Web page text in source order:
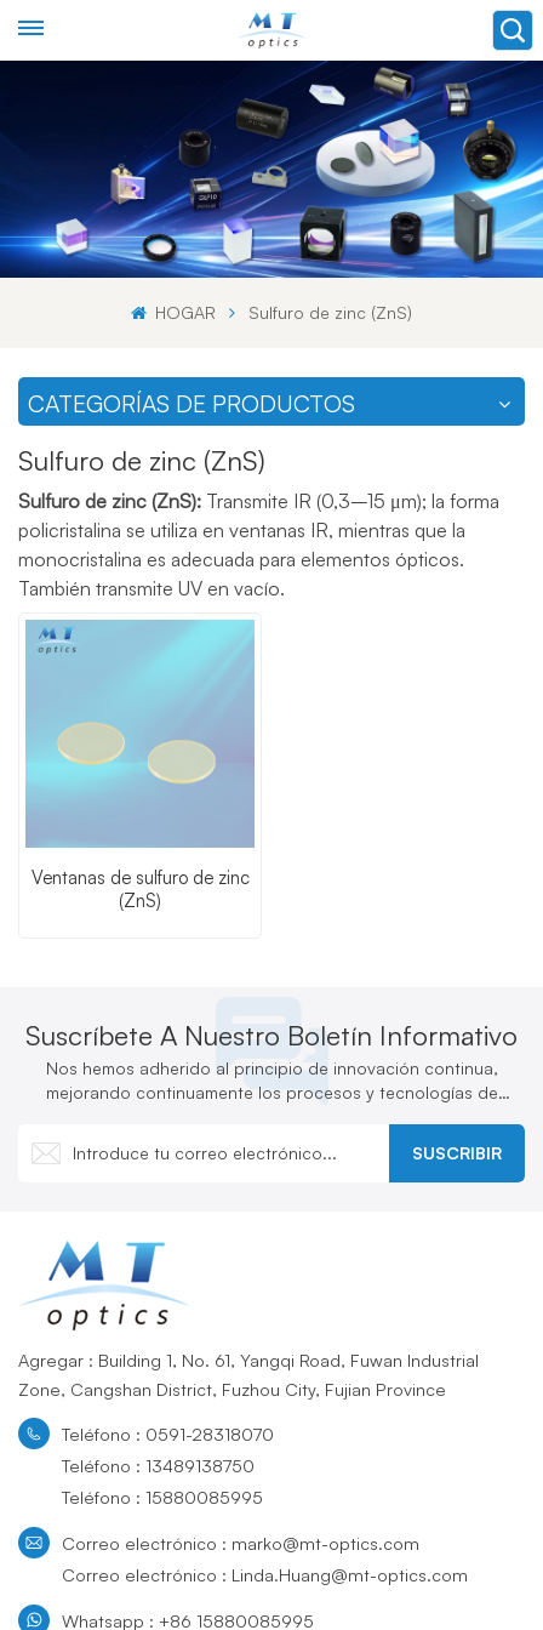
HOGAR Sulfuro de zinc (ZnS)
CATEGORÍAS DE PRODUCTOS
Sulfuro de zinc (ZnS)
Sulfuro de zinc (ZnS): Transmite IR (0,3–15 μm); la forma
policristalina se utiliza en ventanas IR, mientras que la
monocristalina es adecuada para elementos ópticos.
También transmite UV en vacío.
Ventanas de sulfuro de zinc
(ZnS)
Suscríbete A Nuestro Boletín Informativo
Nos hemos adherido al principio de innovación continua,
mejorando continuamente los procesos y tecnologías de
SUSCRIBIR
Agregar : Building 1, No. 61, Yangqi Road, Fuwan Industrial
Zone, Cangshan District, Fuzhou City, Fujian Province
Teléfono : 0591-28318070
Teléfono : 13489138750
Teléfono : 15880085995
Correo electrónico : marko@mt-optics.com
Correo electrónico : Linda.Huang@mt-optics.com
Whatsapp : +86 15880085995